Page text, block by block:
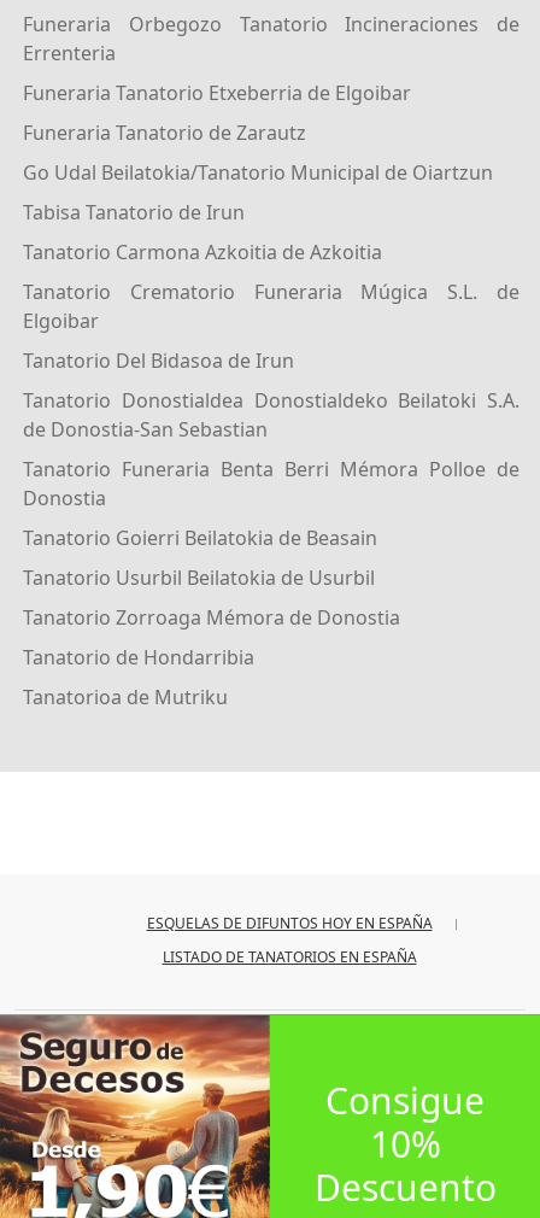
Funeraria Orbegozo Tanatorio Incineraciones de
Errenteria
Funeraria Tanatorio Etxeberria de Elgoibar
Funeraria Tanatorio de Zarautz
Go Udal Beilatokia/Tanatorio Municipal de Oiartzun
Tabisa Tanatorio de Irun
Tanatorio Carmona Azkoitia de Azkoitia
Tanatorio Crematorio Funeraria Múgica S.L. de
Elgoibar
Tanatorio Del Bidasoa de Irun
Tanatorio Donostialdea Donostialdeko Beilatoki S.A.
de Donostia-San Sebastian
Tanatorio Funeraria Benta Berri Mémora Polloe de
Donostia
Tanatorio Goierri Beilatokia de Beasain
Tanatorio Usurbil Beilatokia de Usurbil
Tanatorio Zorroaga Mémora de Donostia
Tanatorio de Hondarribia
Tanatorioa de Mutriku
ESQUELAS DE DIFUNTOS HOY EN ESPAÑA
LISTADO DE TANATORIOS EN ESPAÑA
© 2026iesquelas
Consigue
10%
Descuento